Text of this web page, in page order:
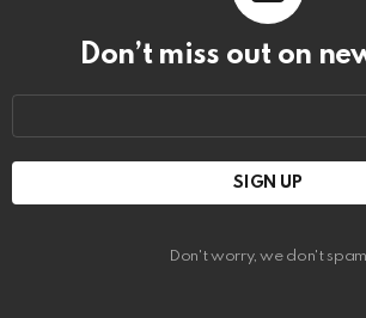
Don’t miss out on
Don't worry, we don't spam